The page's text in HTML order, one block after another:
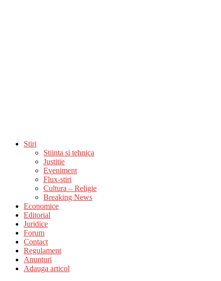
Stiri
Stiinta si tehnica
Justitie
Eveniment
Flux-stiri
Cultura – Religie
Breaking News
Economice
Editorial
Juridice
Forum
Contact
Regulament
Anunturi
Adauga articol